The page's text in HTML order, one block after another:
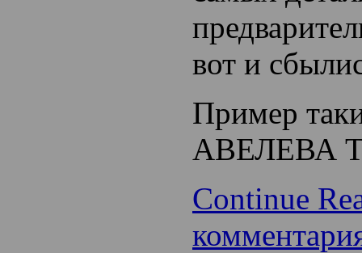
вот и
Пример
АВЕЛЕВА
Continue